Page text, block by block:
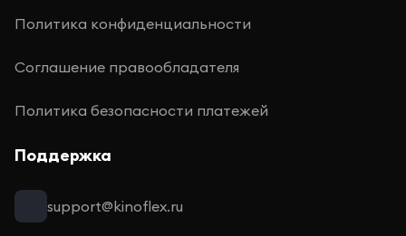
Политика конфиденциальности
Соглашение правообладателя
Политика безопасности платежей
Поддержка
support@kinoflex.ru